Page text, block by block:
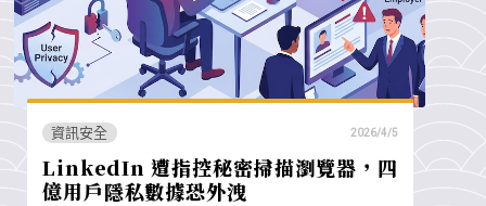
資訊安全 2026/4/5
LinkedIn 遭指控秘密掃描瀏覽器，四
億用戶隱私數據恐外洩